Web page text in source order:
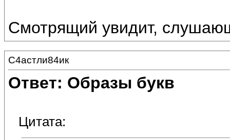
Смотрящий увидит,
С4астли84ик
Ответ: Образы букв
Цитата: